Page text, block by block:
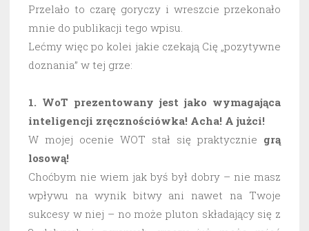
Przelało to czarę goryczy i wreszcie przekonało
mnie do publikacji tego wpisu.
Lećmy więc po kolei jakie czekają Cię „pozytywne
doznania” w tej grze:
1. WoT prezentowany jest jako wymagająca
inteligencji zręcznościówka! Acha! A jużci!
W mojej ocenie WOT stał się praktycznie grą
losową!
Choćbym nie wiem jak byś był dobry – nie masz
wpływu na wynik bitwy ani nawet na Twoje
sukcesy w niej – no może pluton składający się z